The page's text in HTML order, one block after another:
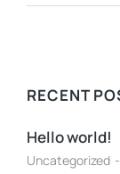
RECENT
Hello world!
Uncategorized